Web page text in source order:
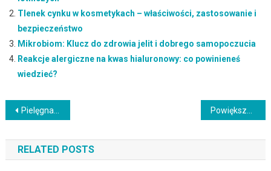
Tlenek cynku w kosmetykach – właściwości, zastosowanie i
bezpieczeństwo
Mikrobiom: Klucz do zdrowia jelit i dobrego samopoczucia
Reakcje alergiczne na kwas hialuronowy: co powinieneś
wiedzieć?
Nawigacja
wpisu
Pielęgnacja włosów farbowanych: zachowaj trwały kolor
RELATED POSTS